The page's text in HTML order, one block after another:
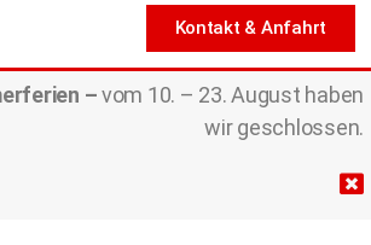
Kontakt & Anfahrt
–vom 10. – 23. August haben
wir geschlossen.